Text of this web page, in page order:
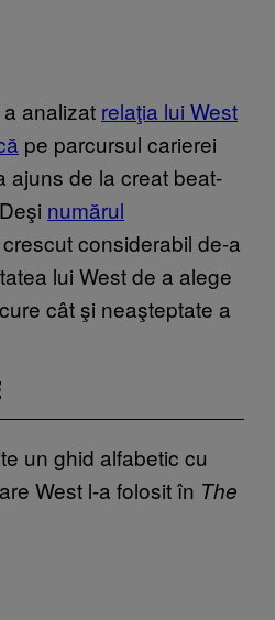
analizat relaţia lui West
pe parcursul carierei
ajuns de la creat beat-
numărul
considerabil de-a
lui West de a alege
cât şi neaşteptate a
un ghid alfabetic cu
West l-a folosit în The